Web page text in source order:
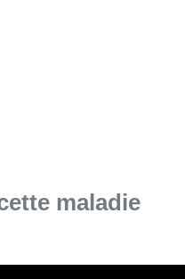
maladie